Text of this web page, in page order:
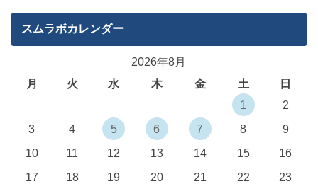
スムラボカレンダー
2026年8月
月
火 水 木 金 土
日
1
2
3
4 5 6 7 8
9
10
11 12 13 14 15
16
17
18 19 20 21 22
23